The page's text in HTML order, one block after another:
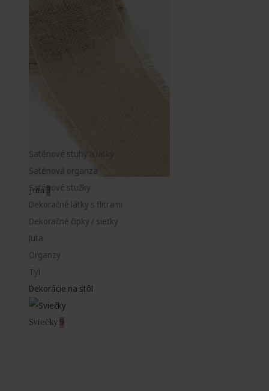
Juta3
Saténové stuhy a látky
Saténová organza
Saténové stužky
Dekoračné látky s flitrami
Dekoračné čipky / sieťky
Juta
Organzy
Tyl
Dekorácie na stôl
Sviečky 9